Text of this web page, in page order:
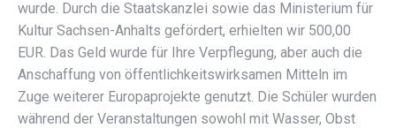
wurde. Durch die Staatskanzlei sowie das Ministerium für
Kultur Sachsen-Anhalts gefördert, erhielten wir 500,00
EUR. Das Geld wurde für Ihre Verpflegung, aber auch die
Anschaffung von öffentlichkeitswirksamen Mitteln im
Zuge weiterer Europaprojekte genutzt. Die Schüler wurden
während der Veranstaltungen sowohl mit Wasser, Obst